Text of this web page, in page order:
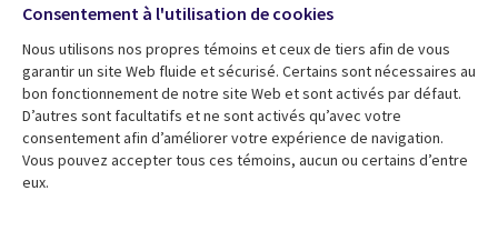
Fusions
Ressources
Library
Links
Articles
Blog
Support
Legal
Accessibilité
Social
Media
FRANCE
Consentement à l'utilisation de cookies
Nous utilisons nos propres témoins et ceux de tiers afin de vous
garantir un site Web fluide et sécurisé. Certains sont nécessaires au
bon fonctionnement de notre site Web et sont activés par défaut.
D’autres sont facultatifs et ne sont activés qu’avec votre
consentement afin d’améliorer votre expérience de navigation.
Vous pouvez accepter tous ces témoins, aucun ou certains d’entre
eux.